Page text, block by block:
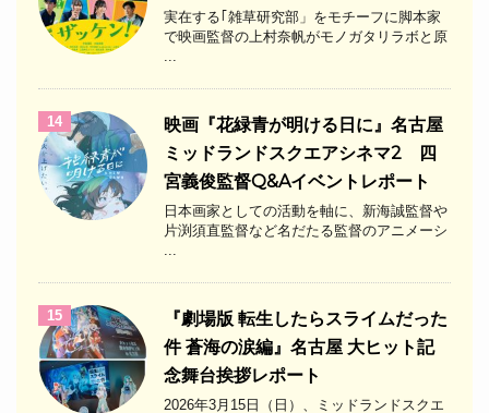
実在する｢雑草研究部」をモチーフに脚本家
で映画監督の上村奈帆がモノガタリラボと原
14
映画『花緑青が明ける日に』名古屋
ミッドランドスクエアシネマ2 四
宮義俊監督Q&Aイベントレポート
日本画家としての活動を軸に、新海誠監督や
片渕須直監督など名だたる監督のアニメーシ
15
『劇場版 転生したらスライムだった
件 蒼海の涙編』名古屋 大ヒット記
念舞台挨拶レポート
2026年3月15日（日）、ミッドランドスクエ